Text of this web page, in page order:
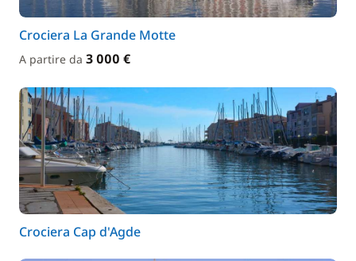
Crociera La Grande Motte
A partire da 3 000 €
Crociera Cap d'Agde